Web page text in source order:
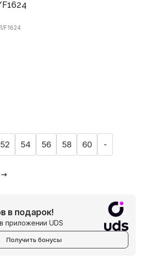
F1624
52 54 56 58 60 -
в подарок!
приложении UDS
Получить бонусы